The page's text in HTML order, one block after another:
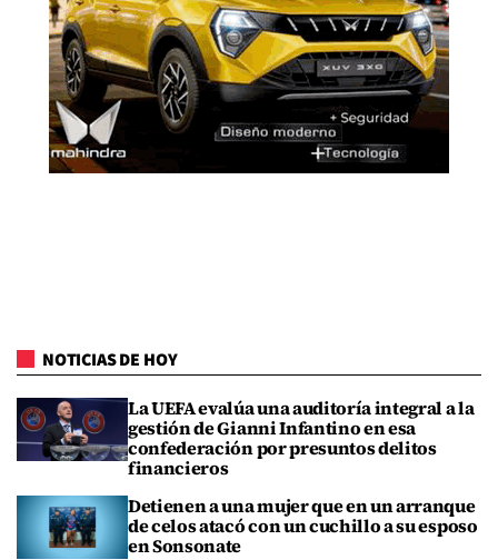
NOTICIAS DE HOY
La UEFA evalúa una auditoría integral a la
gestión de Gianni Infantino en esa
confederación por presuntos delitos
financieros
Detienen a una mujer que en un arranque
de celos atacó con un cuchillo a su esposo
en Sonsonate